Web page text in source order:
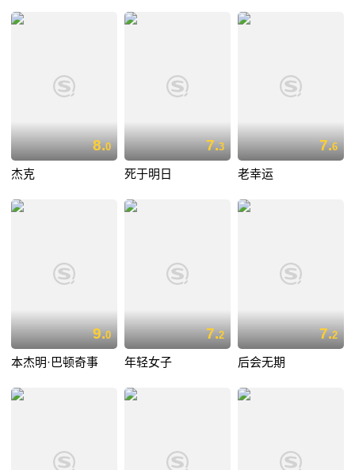
8.0
杰克
7.3
死于明日
7.6
老幸运
9.0
本杰明·巴顿奇事
7.2
年轻女子
7.2
后会无期